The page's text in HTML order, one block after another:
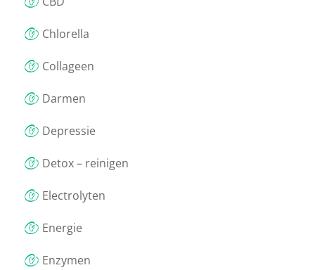
Chlorella
Collageen
Darmen
Depressie
Detox – reinigen
Electrolyten
Energie
Enzymen